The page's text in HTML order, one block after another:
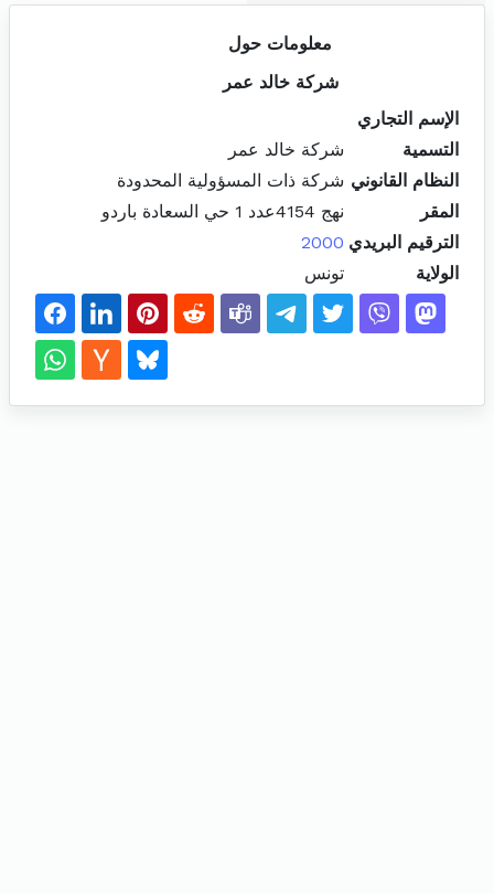
معلومات حول
شركة خالد عمر
الإسم التجاري
التسمية
شركة خالد عمر
النظام القانوني شركة ذات المسؤولية المحدودة
المقر
نهج 4154عدد 1 حي السعادة باردو
الترقيم البريدي 2000
الولاية
تونس